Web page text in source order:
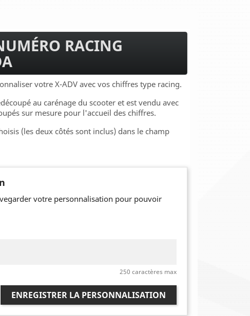
RACING
votre X-ADV avec vos chiffres type racing.
au carénage du scooter et est vendu avec
sur mesure pour l'accueil des chiffres.
(les deux côtés sont inclus) dans le champ
votre personnalisation pour pouvoir
250 caractères max
ENREGISTRER LA PERSONNALISATION